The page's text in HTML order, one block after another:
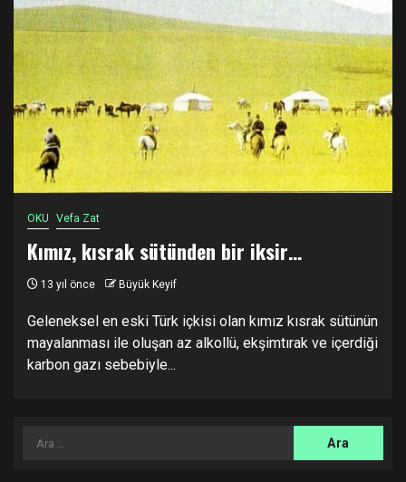
OKU Vefa Zat
Kımız, kısrak sütünden bir iksir…
13 yıl önce Büyük Keyif
Geleneksel en eski Türk içkisi olan kımız kısrak sütünün
mayalanması ile oluşan az alkollü, ekşimtırak ve içerdiği
karbon gazı sebebiyle...
Arama: